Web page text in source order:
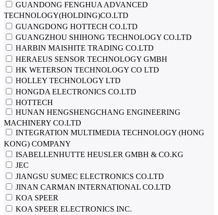
GUANDONG FENGHUA ADVANCED
TECHNOLOGY(HOLDING)CO.LTD
GUANGDONG HOTTECH CO.LTD
GUANGZHOU SHIHONG TECHNOLOGY CO.LTD
HARBIN MAISHITE TRADING CO.LTD
HERAEUS SENSOR TECHNOLOGY GMBH
HK WETERSON TECHNOLOGY CO LTD
HOLLEY TECHNOLOGY LTD
HONGDA ELECTRONICS CO.LTD
HOTTECH
HUNAN HENGSHENGCHANG ENGINEERING
MACHINERY CO.LTD
INTEGRATION MULTIMEDIA TECHNOLOGY (HONG
KONG) COMPANY
ISABELLENHUTTE HEUSLER GMBH & CO.KG
JEC
JIANGSU SUMEC ELECTRONICS CO.LTD
JINAN CARMAN INTERNATIONAL CO.LTD
KOA SPEER
KOA SPEER ELECTRONICS INC.